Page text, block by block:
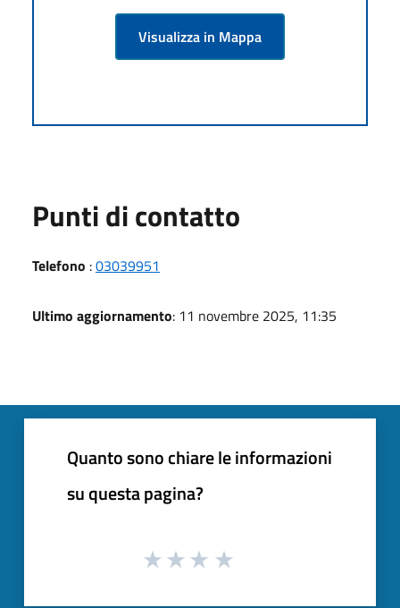
Visualizza in Mappa
Punti di contatto
Telefono :03039951
Ultimo aggiornamento: 11 novembre 2025, 11:35
Quanto sono chiare le informazioni
su questa pagina?